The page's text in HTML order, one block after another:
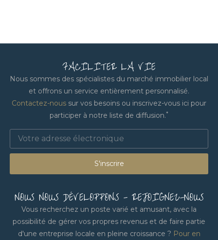
FACILITER LA VIE
Nous sommes des spécialistes du marché immobilier local
et offrons un service entièrement personnalisé.
Contactez-nous sur vos besoins ou inscrivez-vous ici pour
participer à notre liste de diffusion.*
S'inscrire
NOUS NOUS DÉVELOPPONS - REJOIGNEZ-NOUS
Vous recherchez un poste varié et amusant, avec la
possibilité de gérer vos propres revenus et de faire partie
d'une entreprise locale en pleine croissance ? Pour en